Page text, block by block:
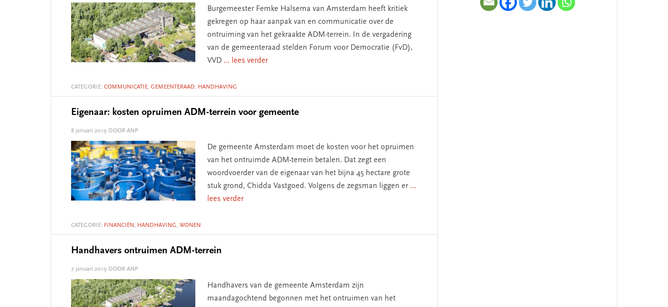
Burgemeester Femke Halsema van Amsterdam heeft kritiek
gekregen op haar aanpak van en communicatie over de
ontruiming van het gekraakte ADM-terrein. In de vergadering
van de gemeenteraad stelden Forum voor Democratie (FvD),
VVD ... lees verder
CATEGORIE: COMMUNICATIE, GEMEENTERAAD, HANDHAVING
Eigenaar: kosten opruimen ADM-terrein voor gemeente
8 januari 2019 DOOR ANP
De gemeente Amsterdam moet de kosten voor het opruimen
van het ontruimde ADM-terrein betalen. Dat zegt een
woordvoerder van de eigenaar van het bijna 45 hectare grote
stuk grond, Chidda Vastgoed. Volgens de zegsman liggen er ...
lees verder
CATEGORIE: FINANCIËN , HANDHAVING, WONEN
Handhavers ontruimen ADM-terrein
7 januari 2019 DOOR ANP
Handhavers van de gemeente Amsterdam zijn
maandagochtend begonnen met het ontruimen van het